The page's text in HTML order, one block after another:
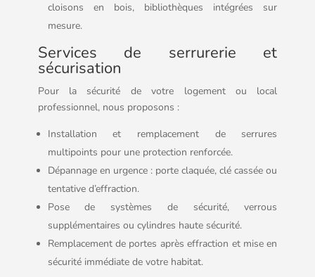
cloisons en bois, bibliothèques intégrées sur
mesure.
Services de serrurerie et
sécurisation
Pour la sécurité de votre logement ou local
professionnel, nous proposons :
Installation et remplacement de serrures
multipoints pour une protection renforcée.
Dépannage en urgence : porte claquée, clé cassée ou
tentative d’effraction.
Pose de systèmes de sécurité, verrous
supplémentaires ou cylindres haute sécurité.
Remplacement de portes après effraction et mise en
sécurité immédiate de votre habitat.